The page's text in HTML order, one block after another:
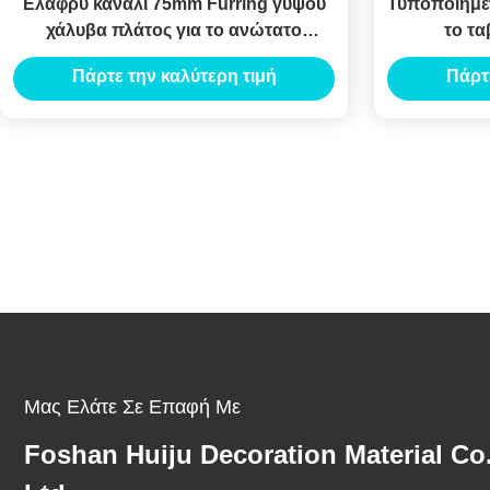
Ελαφρύ κανάλι 75mm Furring γύψου
χάλυβα πλάτος για το ανώτατο
σύστημα
Πάρτε την καλύτερη τιμή
το
Μας Ελάτε Σε Επαφή Με
Foshan Huiju Decoration Material Co.